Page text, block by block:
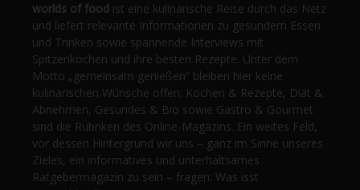
worlds of food ist eine kulinarische Reise durch das Netz
und liefert relevante Informationen zu gesundem Essen
und Trinken sowie spannende Interviews mit
Spitzenköchen und ihre besten Rezepte. Unter dem
Motto „gemeinsam genießen“ bleiben hier keine
kulinarischen Wünsche offen. Kochen & Rezepte, Diät &
Abnehmen, Gesundes & Bio sowie Gastro & Gourmet
sind die Rubriken des Online-Magazins. Ein weites Feld,
vor dessen Hintergrund wir uns – ganz im Sinne unseres
Zieles, ein informatives und unterhaltsames
Ratgebermagazin zu sein – fragen: Was isst